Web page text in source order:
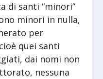
di santi “minori”
minori in nulla,
per
quei santi
dai nomi non
nessuna